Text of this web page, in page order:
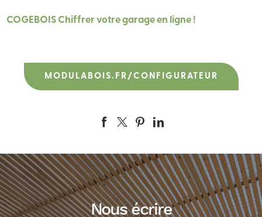
COGEBOIS Chiffrer votre garage en ligne !
MODULABOIS.FR/CONFIGURATEUR
Nous écrire